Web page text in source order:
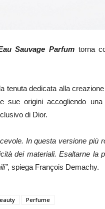
Sauvage Parfumtorna
tenuta dedicata alla
sue origini accogliendo
di Dior.
In questa versione più
dei materiali. Esaltarne la
, spiega François Demachy.
Perfume